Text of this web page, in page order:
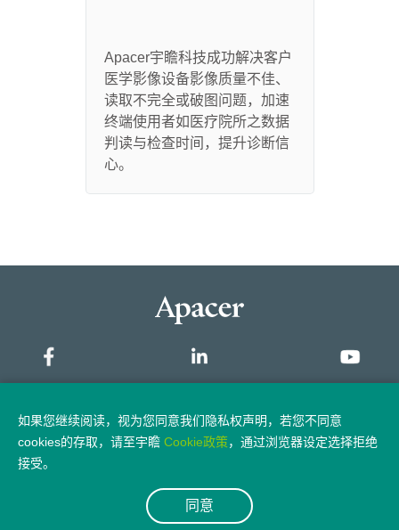
Apacer宇瞻科技成功解决客户
医学影像设备影像质量不佳、
读取不完全或破图问题，加速
终端使用者如医疗院所之数据
判读与检查时间，提升诊断信
心。
网站地图
© 2026 Apacer Technology Inc.
如果您继续阅读，视为您同意我们隐私权声明，若您不同意
cookies的存取，请至宇瞻 Cookie政策，通过浏览器设定选择拒绝
接受。
同意